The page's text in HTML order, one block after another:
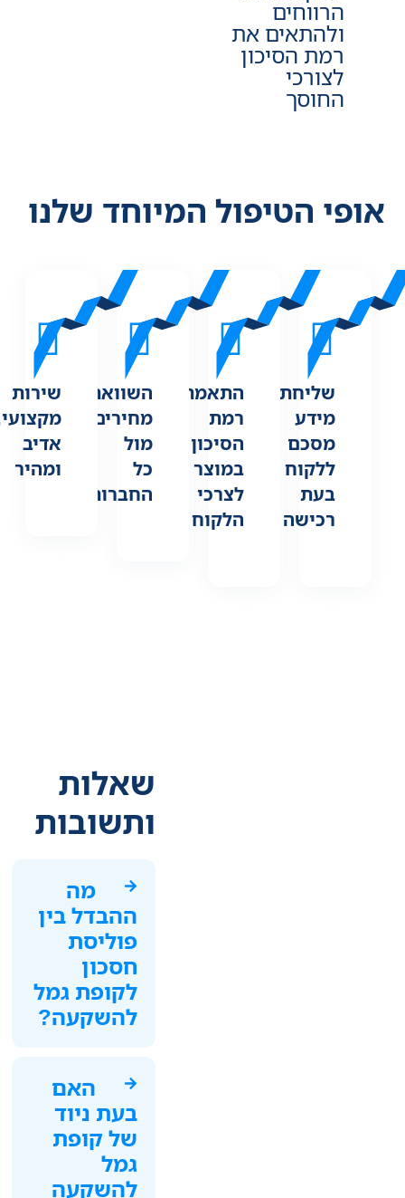
הרווחים
ולהתאים את
רמת הסיכון
לצורכי
החוסך
אופי הטיפול המיוחד שלנו
שליחת
מידע
מסכם
ללקוח
בעת
רכישה
התאמת
רמת
הסיכון
במוצר
לצרכי
הלקוח
השוואת
מחירים
מול
כל
החברות
שירות
אדיב
ומהיר
שאלות
ותשובות
מה
ההבדל בין
פוליסת
חסכון
לקופת גמל
להשקעה?
האם
בעת ניוד
של קופת
גמל
להשקעה